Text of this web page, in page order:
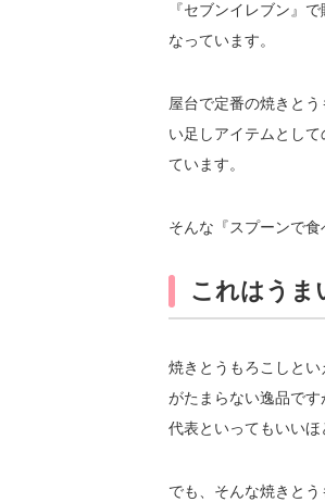
『セブンイレブン』
なっています。
屋台で定番の焼きと
い足しアイテムとし
ています。
そんな『スプーンで食
これはうま
焼きとうもろこしと
がたまらない逸品で
代表といってもいいほ
でも、そんな焼きと